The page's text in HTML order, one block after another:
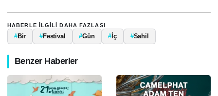
HABERLE ILGILI DAHA FAZLASI
#Bir #Festival #Gün # İç #Sahil
Benzer Haberler